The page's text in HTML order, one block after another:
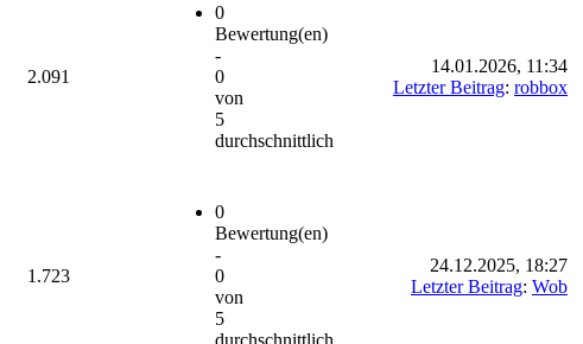
2.091
0
Bewertung(en)
-
0
von
5
durchschnittlich
14.01.2026, 11:34
Letzter Beitrag: robbox
1.723
0
Bewertung(en)
-
0
von
5
durchschnittlich
24.12.2025, 18:27
Letzter Beitrag: Wob